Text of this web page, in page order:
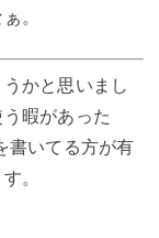
。
かと思いまし
暇があった
書いてる方が有
。